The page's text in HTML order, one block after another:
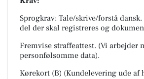
Sprogkrav: Tale/skrive/forstå
del der skal registreres og
Fremvise straffeattest. (Vi arbejder
personfølsomme data).
Kørekort (B) (Kundelevering ude af